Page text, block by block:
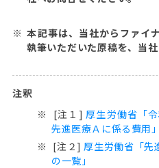
本記事は、当社からファイ
執筆いただいた原稿を、当社
注釈
[注１] 厚生労働省「
先進医療Ａに係る費用」
[注２] 厚生労働省「先
の一覧」